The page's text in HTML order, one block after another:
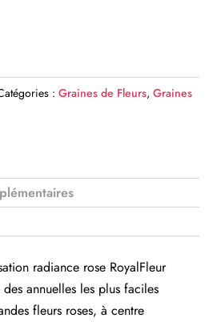
:Graines de Fleurs,Graines
radiance rose RoyalFleur
des annuelles les plus faciles
fleurs roses, à centre